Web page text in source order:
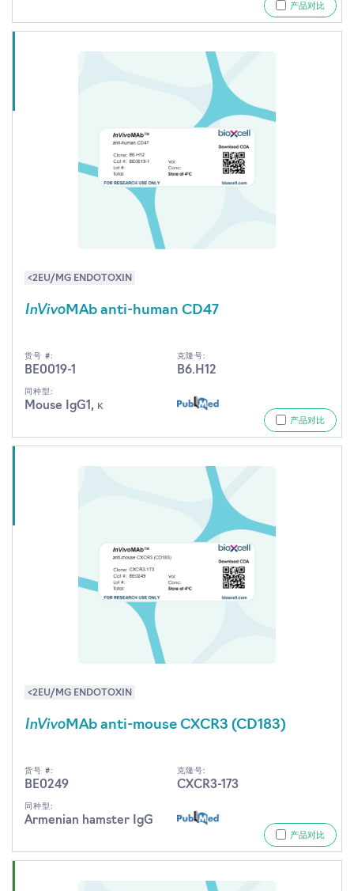
产品对比
<2EU/MG ENDOTOXIN
InVivoMAb anti-human CD47
货号 #:
BE0019-1
克隆号:
B6.H12
同种型:
Mouse IgG1, κ
产品对比
<2EU/MG ENDOTOXIN
InVivoMAb anti-mouse CXCR3 (CD183)
货号 #:
BE0249
克隆号:
CXCR3-173
同种型:
Armenian hamster IgG
产品对比